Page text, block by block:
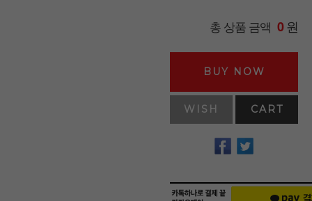
총 상품 금액 0원
BUY NOW
WISH CART